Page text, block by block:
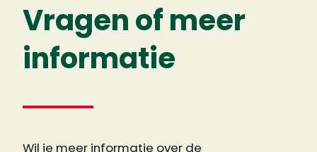
Vragen of meer
informatie
Wil je meer informatie over de